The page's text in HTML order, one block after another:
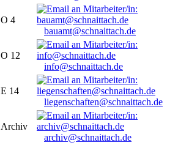
O 4
bauamt@schnaittach.de
O 12
info@schnaittach.de
E 14
liegenschaften@schnaittach.de
Archiv
archiv@schnaittach.de